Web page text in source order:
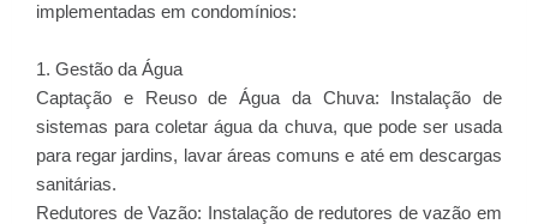
implementadas em condomínios:
1. Gestão da Água
Captação e Reuso de Água da Chuva: Instalação de
sistemas para coletar água da chuva, que pode ser usada
para regar jardins, lavar áreas comuns e até em descargas
sanitárias.
Redutores de Vazão: Instalação de redutores de vazão em